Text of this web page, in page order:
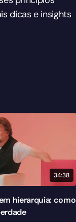
dicas e insights
34:38
hierarquia: como